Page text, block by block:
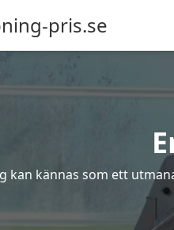
pris.se
kan kännas som ett